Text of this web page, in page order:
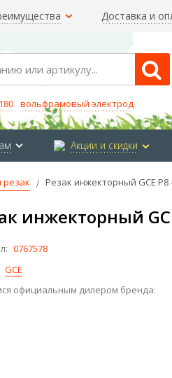
Доставка и
вольфрамовый электрод
Акции и скидки
резак Резак инжекторный GCE
инжекторный
0767578
GCE
официальным дилером бренда: